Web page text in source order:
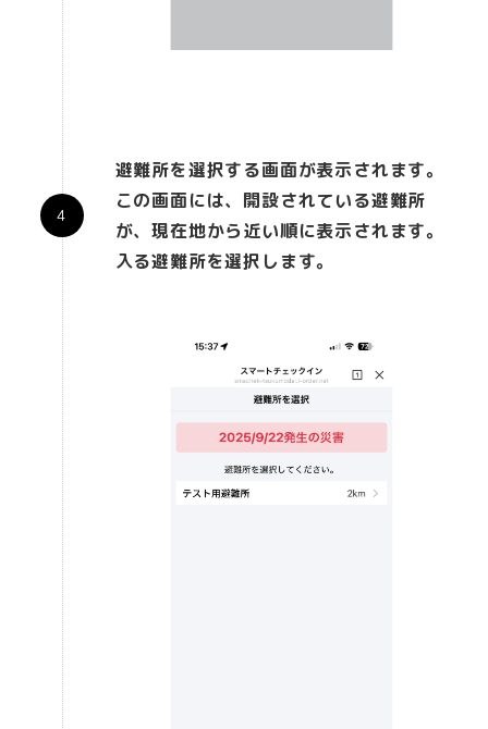
避難所を選択する画面が表示されます。
この画面には、開設されている避難所
が、現在地から近い順に表示されます。
入る避難所を選択します。